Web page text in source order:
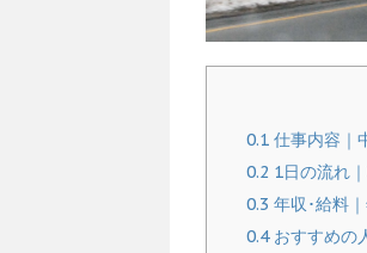
0.1仕事内容｜
0.2 1日の流れ
0.3 年収･給料
0.4おすすめの